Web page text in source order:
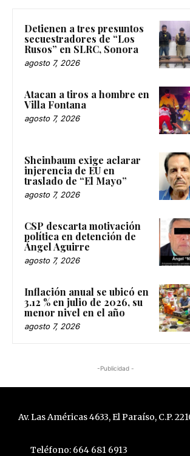
Detienen a tres presuntos
secuestradores de “Los
Rusos” en SLRC, Sonora
agosto 7, 2026
Atacan a tiros a hombre en
Villa Fontana
agosto 7, 2026
Sheinbaum exige aclarar
injerencia de EU en
traslado de “El Mayo”
agosto 7, 2026
CSP descarta motivación
política en detención de
Ángel Aguirre
agosto 7, 2026
Inflación anual se ubicó en
3.12 % en julio de 2026, su
menor nivel en el año
agosto 7, 2026
-Publicidad -
Av. Las Américas 4633, El Paraíso, C.P.
Teléfono: 664 681 6913